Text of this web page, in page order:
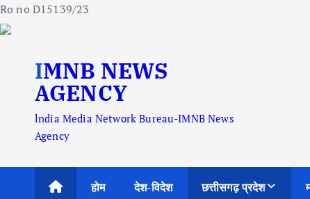
Ro no D15139/23
IMNB NEWS
AGENCY
lndia Media Network Bureau-IMNB News
Agency
होम देश-विदेश छत्तीसगढ़ प्रदेश